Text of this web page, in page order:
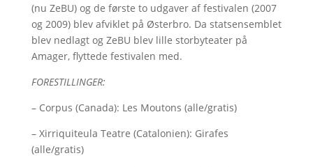
(nu ZeBU) og de første to udgaver af festivalen (2007
og 2009) blev afviklet på Østerbro. Da statsensemblet
blev nedlagt og ZeBU blev lille storbyteater på
Amager, flyttede festivalen med.
FORESTILLINGER:
– Corpus (Canada): Les Moutons (alle/gratis)
– Xirriquiteula Teatre (Catalonien): Girafes
(alle/gratis)